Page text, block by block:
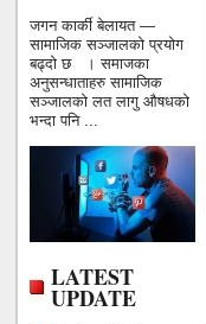
जगन कार्की बेलायत —
सामाजिक सञ्जालको प्रयोग
बढ्दो छ । समाजका
अनुसन्धाताहरु सामाजिक
सञ्जालको लत लागु औषधको
भन्दा पनि ...
LATEST
UPDATE